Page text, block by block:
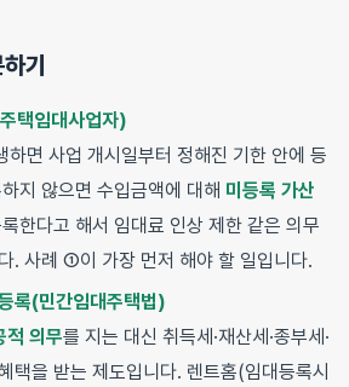
기
택임대사업자)
하면 사업 개시일부터 정해진 기한 안에 등
지 않으면 수입금액에 대해 미등록 가산
한다고 해서 임대료 인상 제한 같은 의무
. 사례 ①이 가장 먼저 해야 할 일입니다.
록(민간임대주택법)
적 의무를 지는 대신 취득세·재산세·종부세·
택을 받는 제도입니다. 렌트홈(임대등록시